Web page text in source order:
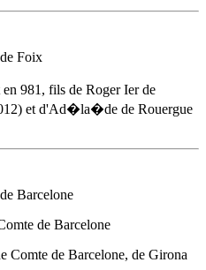
Foix
en 981 , fils de Roger Ier de
et d'Ad�la�de de Rouergue
Barcelone
de Barcelone
Comte de Barcelone, de Girona